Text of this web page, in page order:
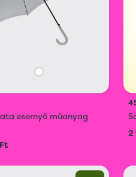
esernyő műanyag
2